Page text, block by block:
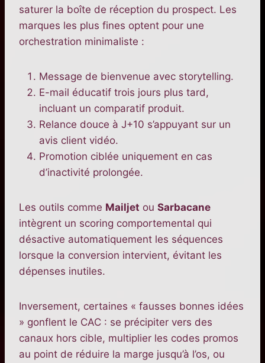
saturer la boîte de réception du prospect. Les
marques les plus fines optent pour une
orchestration minimaliste :
Message de bienvenue avec storytelling.
E-mail éducatif trois jours plus tard,
incluant un comparatif produit.
Relance douce à J+10 s’appuyant sur un
avis client vidéo.
Promotion ciblée uniquement en cas
d’inactivité prolongée.
Les outils comme Mailjet ou Sarbacane
intègrent un scoring comportemental qui
désactive automatiquement les séquences
lorsque la conversion intervient, évitant les
dépenses inutiles.
Inversement, certaines « fausses bonnes idées
» gonflent le CAC : se précipiter vers des
canaux hors cible, multiplier les codes promos
au point de réduire la marge jusqu’à l’os, ou